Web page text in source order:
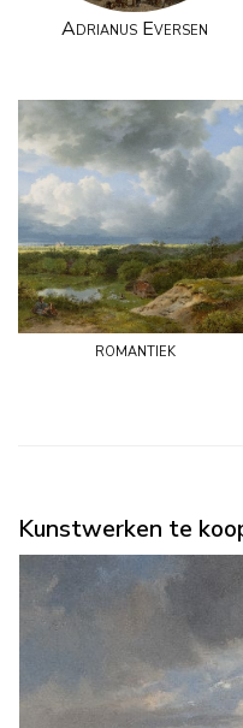
Adrianus Eversen
romantiek
Kunstwerken te